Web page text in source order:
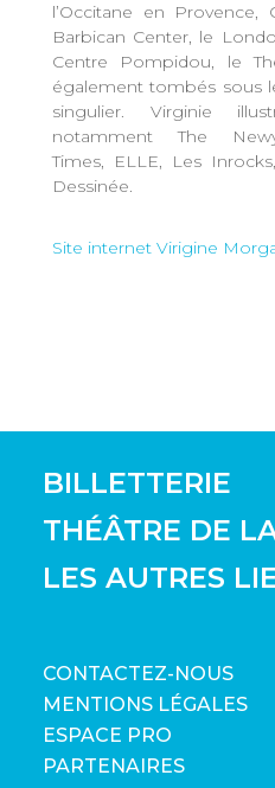
l’Occitane en Provence,
Barbican Center, le
Centre Pompidou, le
également tombés sous
singulier. Virginie
notamment The
Times, ELLE, Les
Dessinée.
Site internet Virigine
BILLETTERIE
THÉÂTRE DE
LES AUTRES
CONTACTEZ-NOUS
MENTIONS LÉGALES
ESPACE PRO
PARTENAIRES